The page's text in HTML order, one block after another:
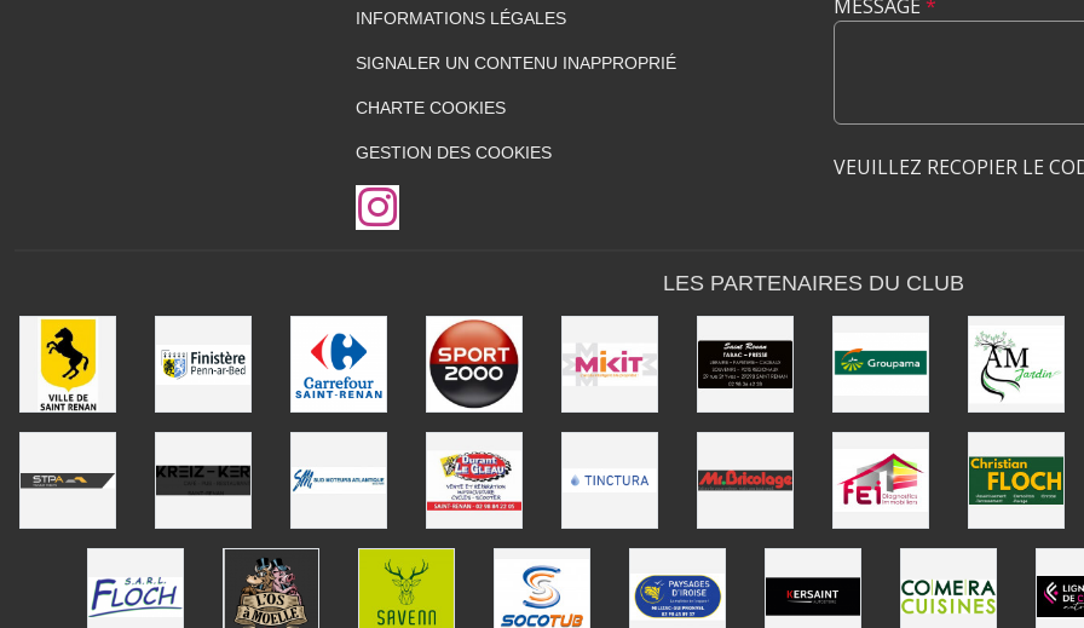
INFORMATIONS LÉGALES
SIGNALER UN CONTENU INAPPROPRIÉ
CHARTE COOKIES
GESTION DES COOKIES
MESSAGE *
VEUILLEZ RECOPIER LE
LES PARTENAIRES DU CLUB